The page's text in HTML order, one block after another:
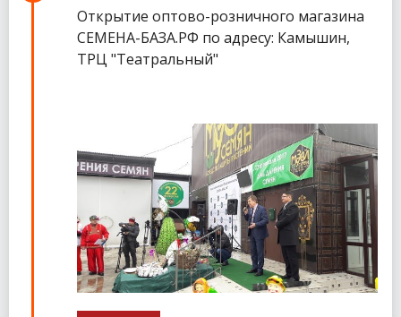
Открытие оптово-розничного магазина
СЕМЕНА-БАЗА.РФ по адресу: Камышин,
ТРЦ "Театральный"